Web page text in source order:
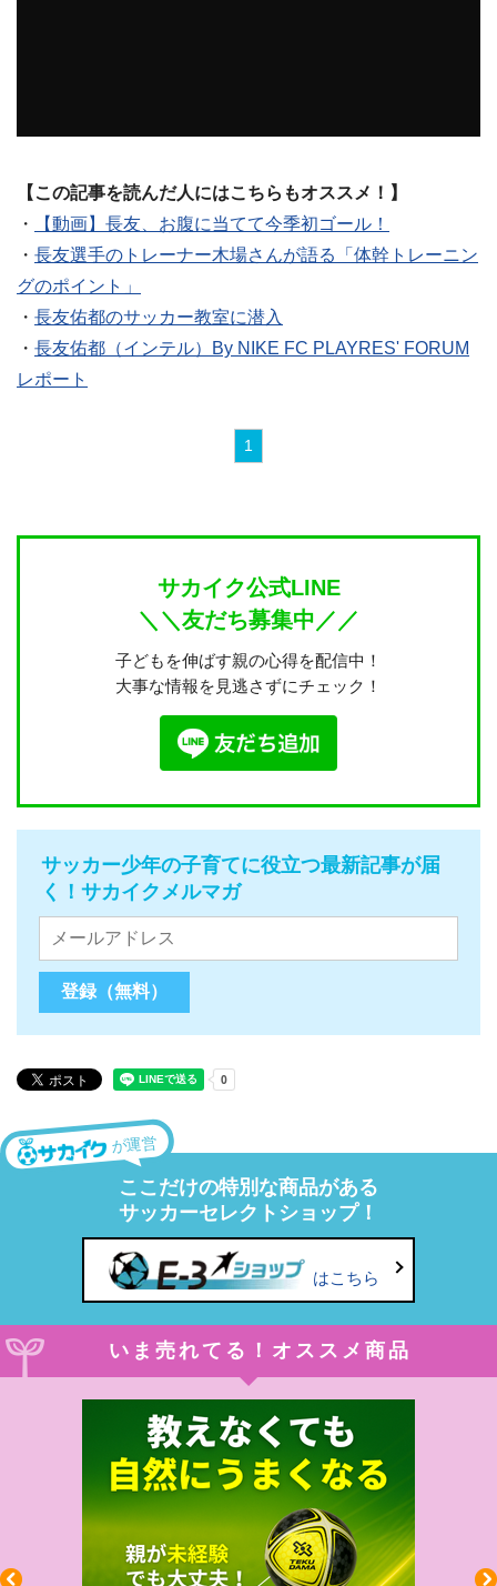
【この記事を読んだ人にはこちらもオススメ！】
・
【動画】長友、お腹に当てて今季初ゴール！
・ 長友選手のトレーナー木場さんが語る「体幹トレーニン
グのポイント」
・ 長友佑都のサッカー教室に潜入
・ 長友佑都（インテル）By NIKE FC PLAYRES' FORUM
レポート
1
サカイク公式LINE
＼＼友だち募集中／／
子どもを伸ばす親の心得を配信中！
大事な情報を見逃さずにチェック！
サッカー少年の子育てに役立つ最新記事が届
く！サカイクメルマガ
が運営
ここだけの特別な商品がある
サッカーセレクトショップ！
はこちら
いま売れてる！オススメ商品